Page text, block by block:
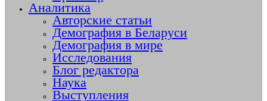
Аналитика
Авторские статьи
Демография в Беларуси
Демография в мире
Исследования
Блог редактора
Наука
Выступления